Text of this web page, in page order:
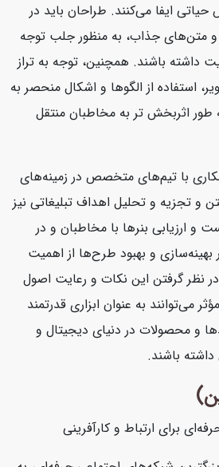
ایفا می‌کنند. طراحان باید در
متن‌های جذاب، به منظور جلب توجه
باشند. همچنین، توجه به تراز
استفاده از الگوها و اشکال منحصر به
طور اثربخش تر به مخاطبان منتقل
با تیم‌های متخصص در زمینه‌های
و تجزیه و تحلیل اهداف تبلیغاتی نیز
ارزیابی بنرها با مخاطبان و در
و بهبود طرح‌ها از اهمیت
نظر گرفتن این نکات و رعایت اصول
می‌توانند به عنوان ابزاری قدرتمند
و محصولات در دنیای دیجیتال و
باشند.
برای ارتباط و کارآفرینی